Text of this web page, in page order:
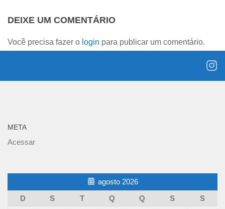
DEIXE UM COMENTÁRIO
Você precisa fazer o login para publicar um comentário.
META
Acessar
agosto 2026
D
S T Q Q S
S